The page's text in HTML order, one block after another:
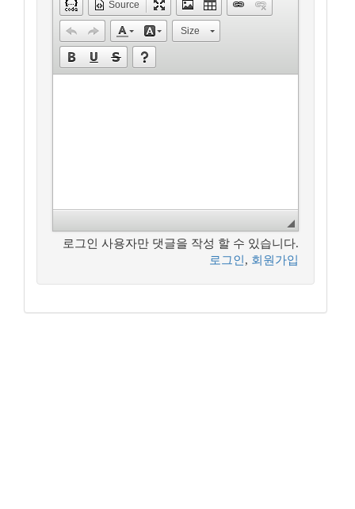
Source
Size
로그인 사용자만 댓글을 작성 할 수 있습니다.
로그인 , 회원가입